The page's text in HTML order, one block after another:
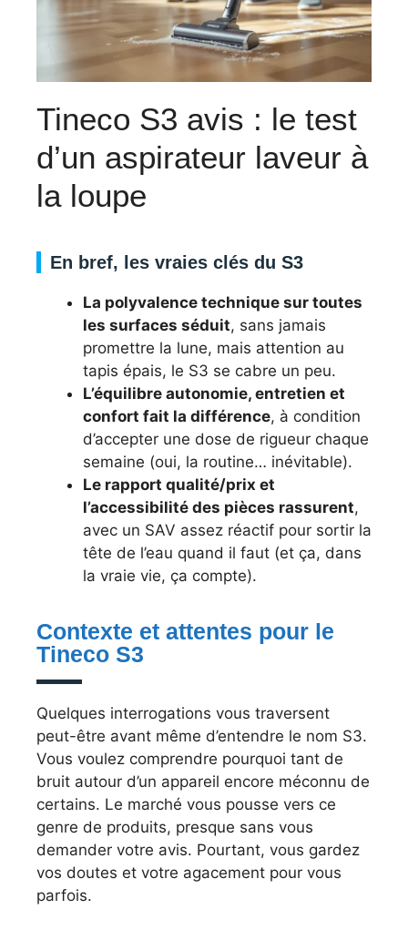
Tineco S3 avis : le test
d’un aspirateur laveur à
la loupe
En bref, les vraies clés du S3
La polyvalence technique sur toutes
les surfaces séduit, sans jamais
promettre la lune, mais attention au
tapis épais, le S3 se cabre un peu.
L’équilibre autonomie, entretien et
confort fait la différence, à condition
d’accepter une dose de rigueur chaque
semaine (oui, la routine… inévitable).
Le rapport qualité/prix et
l’accessibilité des pièces rassurent,
avec un SAV assez réactif pour sortir la
tête de l’eau quand il faut (et ça, dans
la vraie vie, ça compte).
Contexte et attentes pour le
Tineco S3
Quelques interrogations vous traversent
peut-être avant même d’entendre le nom S3.
Vous voulez comprendre pourquoi tant de
bruit autour d’un appareil encore méconnu de
certains. Le marché vous pousse vers ce
genre de produits, presque sans vous
demander votre avis. Pourtant, vous gardez
vos doutes et votre agacement pour vous
parfois.